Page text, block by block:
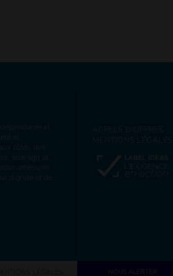
et
et
côtés des
elle agit et
améliorer
dignité et de
APPELS D'OFFRES
MENTIONS LÉGALES
NOUS ALERTER